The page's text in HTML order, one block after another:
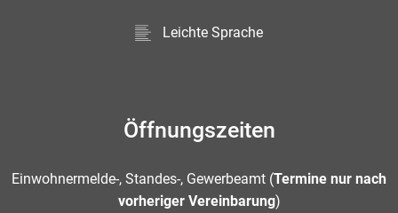
Leichte Sprache
Öffnungszeiten
Einwohnermelde-, Standes-, Gewerbeamt (Termine nur nach
vorheriger Vereinbarung)